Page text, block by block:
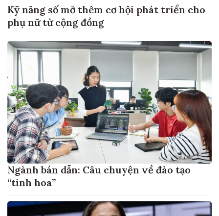
Kỹ năng số mở thêm cơ hội phát triển cho
phụ nữ từ cộng đồng
Ngành bán dẫn: Câu chuyện về đào tạo
“tinh hoa”